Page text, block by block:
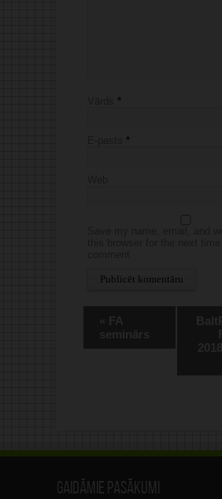
*
*
Gaidāmie pasākumi